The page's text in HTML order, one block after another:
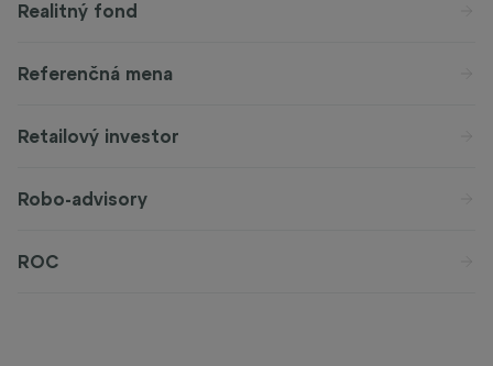
Realitný fond
Referenčná mena
Retailový investor
Robo-advisory
ROC